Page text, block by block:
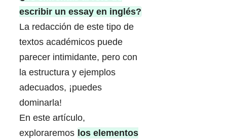
escribir un essay en inglés?
La redacción de este tipo de
textos académicos puede
parecer intimidante, pero con
la estructura y ejemplos
adecuados, ¡puedes
dominarla!
En este artículo,
exploraremos los elementos